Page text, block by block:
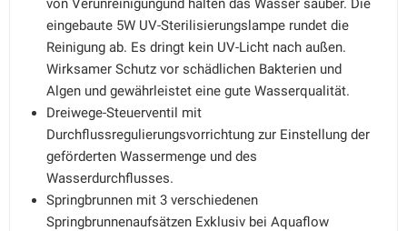
von Verunreinigungund halten das Wasser sauber. Die
eingebaute 5W UV-Sterilisierungslampe rundet die
Reinigung ab. Es dringt kein UV-Licht nach außen.
Wirksamer Schutz vor schädlichen Bakterien und
Algen und gewährleistet eine gute Wasserqualität.
Dreiwege-Steuerventil mit
Durchflussregulierungsvorrichtung zur Einstellung der
geförderten Wassermenge und des
Wasserdurchflusses.
Springbrunnen mit 3 verschiedenen
Springbrunnenaufsätzen Exklusiv bei Aquaflow